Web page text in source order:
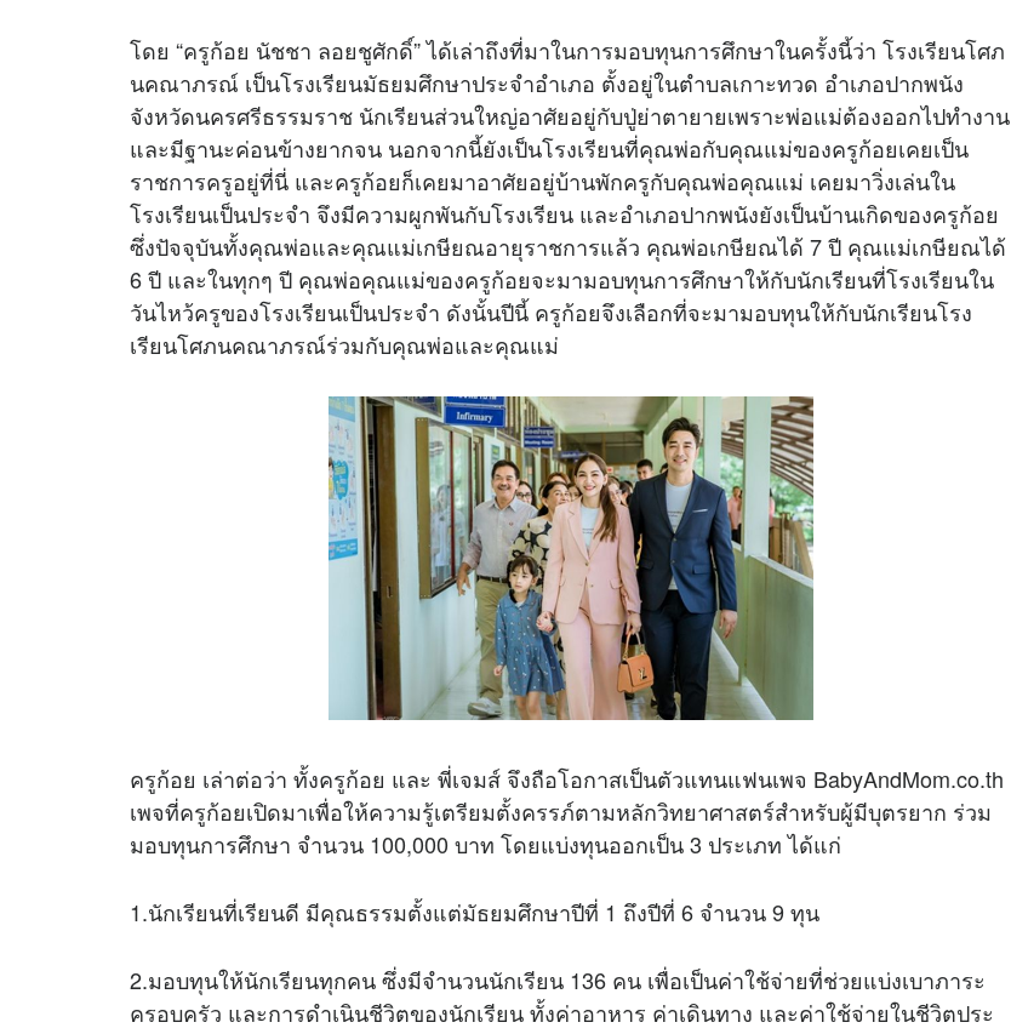
โดย “ครูก้อย นัชชา ลอยชูศักดิ์” ได้เล่าถึงที่มาในการมอบทุนการศึกษาในครั้งนี้ว่า โรงเรียนโศภ
นคณาภรณ์ เป็นโรงเรียนมัธยมศึกษาประจำอำเภอ ตั้งอยู่ในตำบลเกาะทวด อำเภอปากพนัง
จังหวัดนครศรีธรรมราช นักเรียนส่วนใหญ่อาศัยอยู่กับปู่ย่าตายายเพราะพ่อแม่ต้องออกไปทำงาน
และมีฐานะค่อนข้างยากจน นอกจากนี้ยังเป็นโรงเรียนที่คุณพ่อกับคุณแม่ของครูก้อยเคยเป็น
ราชการครูอยู่ที่นี่ และครูก้อยก็เคยมาอาศัยอยู่บ้านพักครูกับคุณพ่อคุณแม่ เคยมาวิ่งเล่นใน
โรงเรียนเป็นประจำ จึงมีความผูกพันกับโรงเรียน และอำเภอปากพนังยังเป็นบ้านเกิดของครูก้อย
ซึ่งปัจจุบันทั้งคุณพ่อและคุณแม่เกษียณอายุราชการแล้ว คุณพ่อเกษียณได้ 7 ปี คุณแม่เกษียณได้
6 ปี และในทุกๆ ปี คุณพ่อคุณแม่ของครูก้อยจะมามอบทุนการศึกษาให้กับนักเรียนที่โรงเรียนใน
วันไหว้ครูของโรงเรียนเป็นประจำ ดังนั้นปีนี้ ครูก้อยจึงเลือกที่จะมามอบทุนให้กับนักเรียนโรง
เรียนโศภนคณาภรณ์ร่วมกับคุณพ่อและคุณแม่
ครูก้อย เล่าต่อว่า ทั้งครูก้อย และ พี่เจมส์ จึงถือโอกาสเป็นตัวแทนแฟนเพจ BabyAndMom.co.th
เพจที่ครูก้อยเปิดมาเพื่อให้ความรู้เตรียมตั้งครรภ์ตามหลักวิทยาศาสตร์สำหรับผู้มีบุตรยาก ร่วม
มอบทุนการศึกษา จำนวน 100,000 บาท โดยแบ่งทุนออกเป็น 3 ประเภท ได้แก่
1.นักเรียนที่เรียนดี มีคุณธรรมตั้งแต่มัธยมศึกษาปีที่ 1 ถึงปีที่ 6 จำนวน 9 ทุน
2.มอบทุนให้นักเรียนทุกคน ซึ่งมีจำนวนนักเรียน 136 คน เพื่อเป็นค่าใช้จ่ายที่ช่วยแบ่งเบาภาระ
ครอบครัว และการดําเนินชีวิตของนักเรียน ทั้งค่าอาหาร ค่าเดินทาง และค่าใช้จ่ายในชีวิตประ